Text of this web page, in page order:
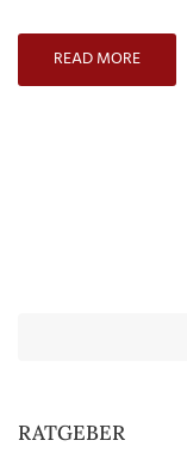
READ MORE
RATGEBER